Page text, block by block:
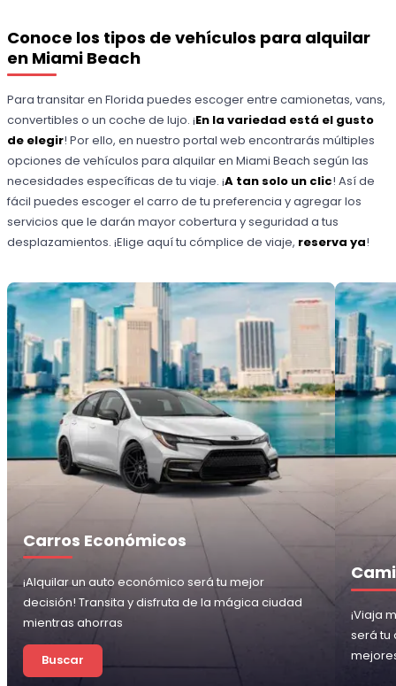
Conoce los tipos de vehículos para alquilar
en Miami Beach
Para transitar en Florida puedes escoger entre camionetas, vans,
convertibles o un coche de lujo. ¡En la variedad está el gusto
de elegir! Por ello, en nuestro portal web encontrarás múltiples
opciones de vehículos para alquilar en Miami Beach según las
necesidades específicas de tu viaje. ¡A tan solo un clic! Así de
fácil puedes escoger el carro de tu preferencia y agregar los
servicios que le darán mayor cobertura y seguridad a tus
desplazamientos. ¡Elige aquí tu cómplice de viaje, reserva ya!
Carros Económicos
¡Alquilar un auto económico será tu mejor
decisión! Transita y disfruta de la mágica ciudad
mientras ahorras
Buscar
¡Viaja
será tu